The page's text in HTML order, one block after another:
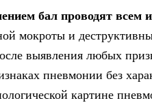
бал проводят
мокроты и
выявления любых
пневмонии без
картине